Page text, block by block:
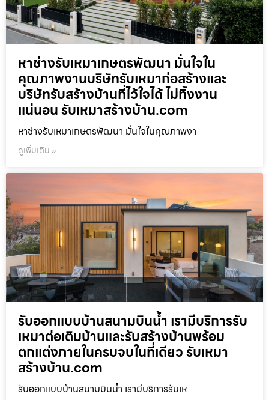
หาช่างรับเหมาเกษตรพัฒนา มั่นใจใน
คุณภาพงานบริษัทรับเหมาก่อสร้างและ
บริษัทรับสร้างบ้านที่ไว้ใจได้ ไม่ทิ้งงาน
แน่นอน รับเหมาสร้างบ้าน.com
หาช่างรับเหมาเกษตรพัฒนา มั่นใจในคุณภาพงา
ดูเพิ่มเติม »
รับออกแบบบ้านสนามบินน้ำ เรามีบริการรับ
เหมาต่อเติมบ้านและรับสร้างบ้านพร้อม
ตกแต่งภายในครบจบในที่เดียว รับเหมา
สร้างบ้าน.com
รับออกแบบบ้านสนามบินน้ำ เรามีบริการรับเห